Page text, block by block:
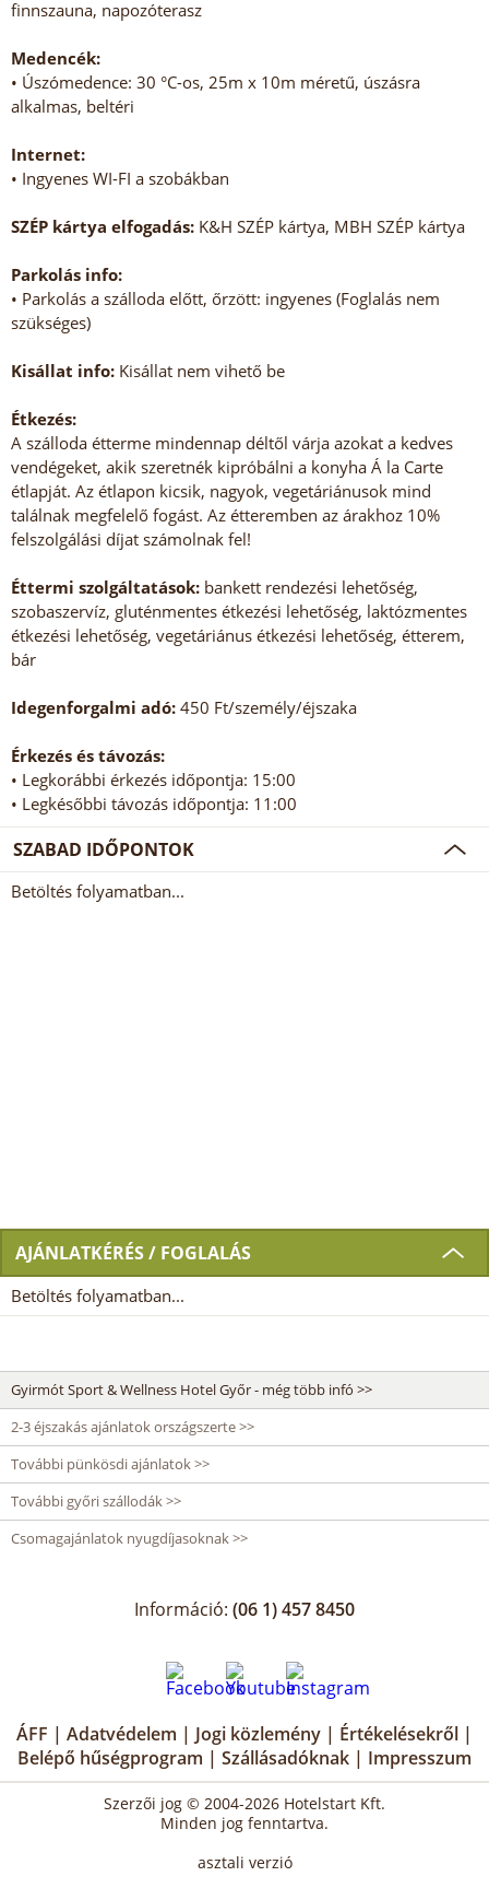
finnszauna, napozóterasz
Medencék:
• Úszómedence: 30 °C-os, 25m x 10m méretű, úszásra
alkalmas, beltéri
Internet:
• Ingyenes WI-FI a szobákban
SZÉP kártya elfogadás: K&H SZÉP kártya, MBH SZÉP kártya
Parkolás info:
• Parkolás a szálloda előtt, őrzött: ingyenes (Foglalás nem
szükséges)
Kisállat info: Kisállat nem vihető be
Étkezés:
A szálloda étterme mindennap déltől várja azokat a kedves
vendégeket, akik szeretnék kipróbálni a konyha Á la Carte
étlapját. Az étlapon kicsik, nagyok, vegetáriánusok mind
találnak megfelelő fogást. Az étteremben az árakhoz 10%
felszolgálási díjat számolnak fel!
Éttermi szolgáltatások: bankett rendezési lehetőség,
szobaszervíz, gluténmentes étkezési lehetőség, laktózmentes
étkezési lehetőség, vegetáriánus étkezési lehetőség, étterem,
bár
Idegenforgalmi adó: 450 Ft/személy/éjszaka
Érkezés és távozás:
• Legkorábbi érkezés időpontja: 15:00
• Legkésőbbi távozás időpontja: 11:00
SZABAD IDŐPONTOK
Betöltés folyamatban...
AJÁNLATKÉRÉS / FOGLALÁS
Betöltés folyamatban...
Gyirmót Sport & Wellness Hotel Győr - még több infó >>
2-3 éjszakás ajánlatok országszerte >>
További pünkösdi ajánlatok >>
További győri szállodák >>
Csomagajánlatok nyugdíjasoknak >>
Információ: (06 1) 457 8450
ÁFF | Adatvédelem | Jogi közlemény | Értékelésekről |
Belépő hűségprogram | Szállásadóknak | Impresszum
Szerzői jog © 2004-2026 Hotelstart Kft.
Minden jog fenntartva.
asztali verzió